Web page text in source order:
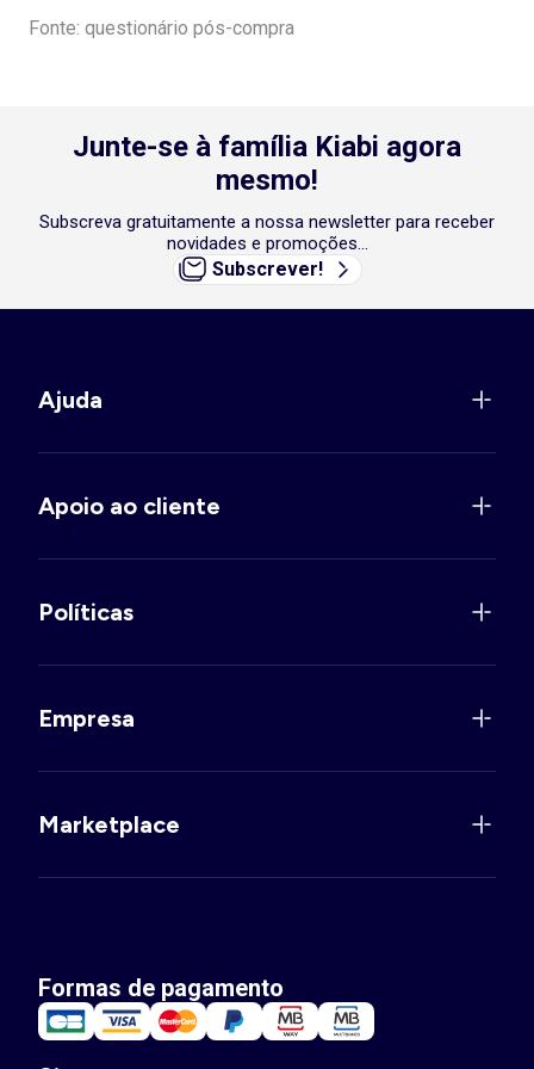
Fonte: questionário pós-compra
Junte-se à família Kiabi agora
mesmo!
Subscreva gratuitamente a nossa newsletter para receber
novidades e promoções...
Subscrever!
Ajuda
Apoio ao cliente
Políticas
Empresa
Marketplace
Formas de pagamento